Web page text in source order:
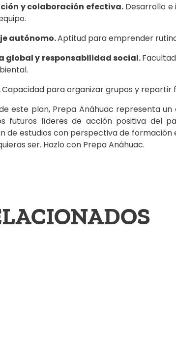
y colaboración efectiva. Desarrollo
autónomo.Aptitud para emprender
global y responsabilidad social.
Capacidad para organizar grupos y repartir
este plan, Prepa Anáhuac representa
futuros líderes de acción positiva del
de estudios con perspectiva de
ser. Hazlo con Prepa Anáhuac.